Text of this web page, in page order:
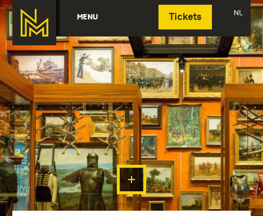
MENU Tickets NL
Deutsch